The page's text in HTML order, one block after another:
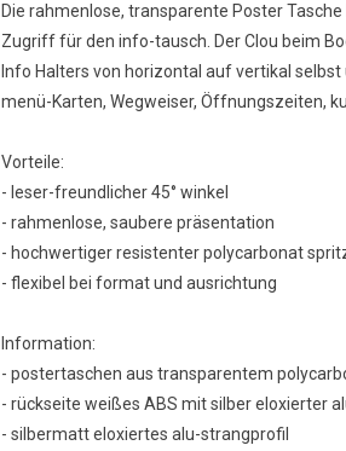
Die rahmenlose, transparente Poster
Zugriff für den info-tausch. Der Clou beim
Info Halters von horizontal auf vertikal
menü-Karten, Wegweiser, Öffnungszeiten,
Vorteile:
- leser-freundlicher 45° winkel
- rahmenlose, saubere präsentation
- hochwertiger resistenter polycarbonat
- flexibel bei format und ausrichtung
Information:
- postertaschen aus transparentem
- rückseite weißes ABS mit silber eloxierter
- silbermatt eloxiertes alu-strangprofil